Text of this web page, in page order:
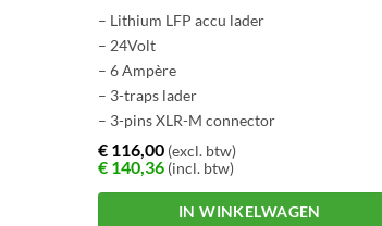
– Lithium LFP accu lader
– 24Volt
– 6 Ampère
– 3-traps lader
– 3-pins XLR-M connector
€ 116,00 (excl. btw)
€ 140,36 (incl. btw)
IN WINKELWAGEN